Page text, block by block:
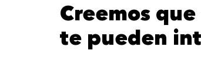
Creemos
te pueden